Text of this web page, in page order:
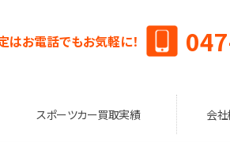
はお電話でもお気軽に！
スポーツカー買取実績 会社